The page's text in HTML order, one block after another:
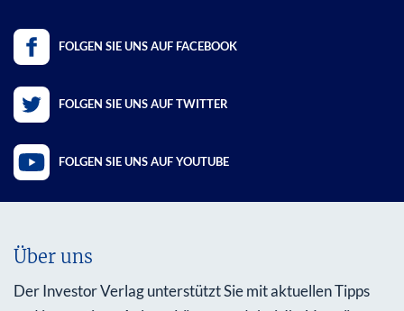
FOLGEN SIE UNS AUF FACEBOOK
FOLGEN SIE UNS AUF TWITTER
FOLGEN SIE UNS AUF YOUTUBE
Über uns
Der Investor Verlag unterstützt Sie mit aktuellen Tipps